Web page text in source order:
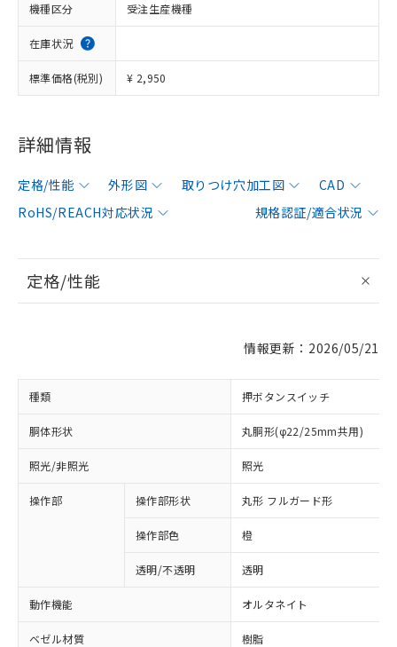
機種区分 受注生産機種
在庫状況
標準価格(税別) ¥ 2,950
詳細情報
定格/性能 外形図 取りつけ穴加工図
CAD
RoHS/REACH対応状況
規格認証/適合状況
定格/性能
情報更新：2026/05/21
種類 押ボタンスイッチ
胴体形状 丸胴形(φ22/25mm共用)
照光/非照光 照光
操作部 操作部形状 丸形 フルガード形
操作部色 橙
透明/不透明 透明
動作機能 オルタネイト
ベゼル材質 樹脂